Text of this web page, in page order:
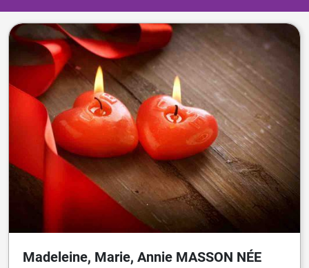
Madeleine, Marie, Annie MASSON NÉE